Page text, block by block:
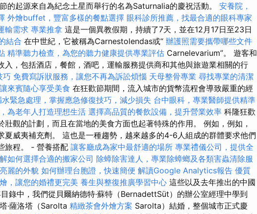
的起源來自為紀念土星而舉行的名為Saturnalia的慶祝活動。 安養院，
外燴buffet，豐富多樣的餐點選擇 眼科診所推薦，找最合適的眼科專家
輸需求 專業推拿 這是一個異教假期，持續了7天，並在12月17日至23日
結合 在中世紀，它被稱為Carnestolendas或“ 辦護照需要攜帶哪些文件
精準聽力檢查，為您的聽力健康提供專業評估 Carnelevarium”。 遊客和
入，包括酒店，餐館，酒吧，運輸服務提供商和其他與旅遊業相關的行
巧 免費寫訴狀服務，讓您不再為訴訟煩惱 天母整骨專業 尋找專業的清潔
來賓隨心享受美食 在狂歡節期間，流入城市的貨幣流程會導致嚴重的經
緊急處理，掌握應急修復技巧，減少損失 台中眼科，專業醫師提供精準
為老年人打造理想生活 選擇高品質的餐飲設備，提升營業效率 科隆狂歡
觀的計劃，而且在當地的美食方面也起著特殊的作用。 例如，例如，
夏威夷補充劑。 這也是一種趨勢，越來越多的4-6人組成的群體要求他們
旅程。 - 營養搭配 讓客廳成為家中最舒適的場所 專業禮儀公司，提供全
如何選擇合適的搬家公司 除蟑除害達人，專業除蟑螂及各類害蟲清除服
麗的外貌 如何辦理台胞證，快速簡便 解讀Google Analytics報告 優質
，讓您的婚禮更完美 養生與整復推廣學習中心 這些以及去年推出的中國
錄中，我們從貝爾納德特·蘇特（BernadettSüt）的辦公室經理中學到
·薩洛塔（Sarolta 精緻茶會外燴方案 Sarolta）結婚，整個城市正式慶